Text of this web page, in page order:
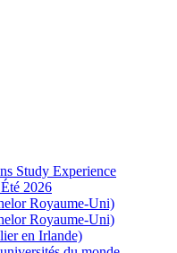
Study Experience
2026
Royaume-Uni)
Royaume-Uni)
en Irlande)